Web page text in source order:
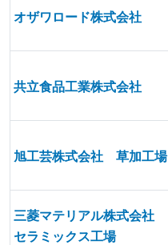
オザワロード株式会社
共立食品工業株式会社
旭工芸株式会社 草加工場
三菱マテリアル株式会社
セラミックス工場